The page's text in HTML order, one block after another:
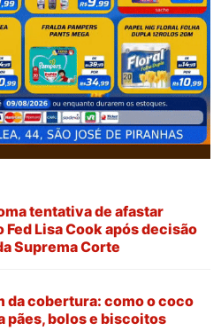
tentativa de afastar
Fed Lisa Cook após decisão
Suprema Corte
da cobertura: como o coco
pães, bolos e biscoitos